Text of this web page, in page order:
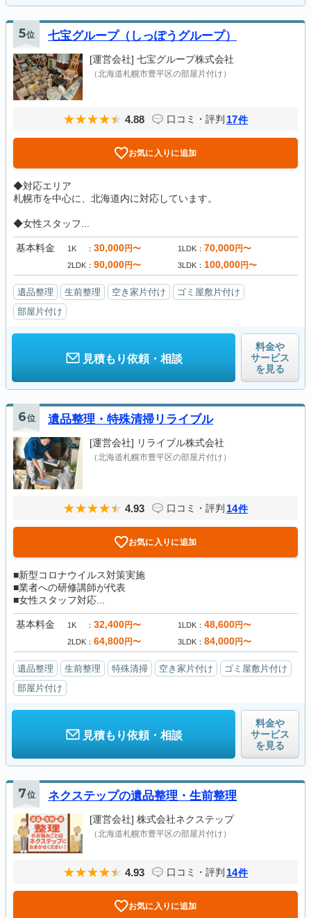
5位 七宝グループ（しっぽうグループ）
[運営会社] 七宝グループ株式会社
（北海道札幌市豊平区の部屋片付け）
4.88 口コミ・評判 17件
お気に入りに追加
◆対応エリア
札幌市を中心に、北海道内に対応しています。
◆女性スタッフ...
基本料金 1K 30,000円〜 1LDK 70,000円〜
2LDK 90,000円〜 3LDK 100,000円〜
遺品整理 生前整理 空き家片付け
ゴミ屋敷片付け
部屋片付け
見積もり依頼・相談
料金や
サービス
を見る
6位 遺品整理・特殊清掃リライブル
[運営会社] リライブル株式会社
（北海道札幌市豊平区の部屋片付け）
4.93 口コミ・評判 14件
お気に入りに追加
■新型コロナウイルス対策実施
■業者への研修講師が代表
■女性スタッフ対応...
基本料金 1K 32,400円〜 1LDK 48,600円〜
2LDK 64,800円〜 3LDK 84,000円〜
遺品整理 生前整理 特殊清掃 空き家片付け
ゴミ屋敷片付け
部屋片付け
見積もり依頼・相談
料金や
サービス
を見る
7位 ネクステップの遺品整理・生前整理
[運営会社] 株式会社ネクステップ
（北海道札幌市豊平区の部屋片付け）
4.93 口コミ・評判 14件
お気に入りに追加